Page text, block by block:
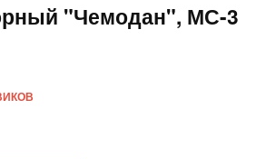
"Чемодан", МС-3